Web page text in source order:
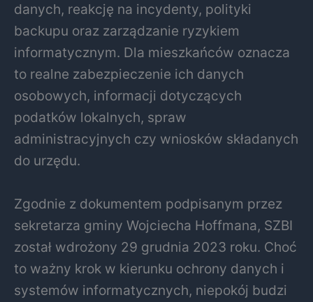
danych, reakcję na incydenty, polityki
backupu oraz zarządzanie ryzykiem
informatycznym. Dla mieszkańców oznacza
to realne zabezpieczenie ich danych
osobowych, informacji dotyczących
podatków lokalnych, spraw
administracyjnych czy wniosków składanych
do urzędu.
Zgodnie z dokumentem podpisanym przez
sekretarza gminy Wojciecha Hoffmana, SZBI
został wdrożony 29 grudnia 2023 roku. Choć
to ważny krok w kierunku ochrony danych i
systemów informatycznych, niepokój budzi